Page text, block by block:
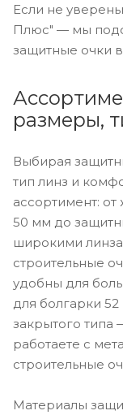
Если не
Плюс" — мы
защитные очки
размеры,
Выбирая
тип линз и
ассортимент:
50 мм до
широкими
строительные
удобны для
для болгарки
закрытого типа
работаете с
строительные
Материалы